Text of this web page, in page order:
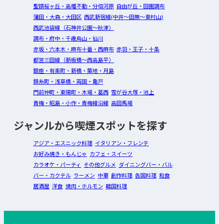
聖蹟桜ヶ丘・高幡不動・分倍河原 自由が丘・田園調布
蒲田・大森・大田区 西武新宿線(中井～田無～東村山)
西武池袋線（石神井公園～秋津）
調布・府中・千歳烏山・仙川
赤坂・六本木・麻布十番・西麻布 赤羽・王子・十条
都営三田線（新板橋～西高島平）
銀座・有楽町・新橋・築地・月島
錦糸町・浅草橋・両国・亀戸
門前仲町・東陽町・木場・葛西 雪が谷大塚・池上
青梅・昭島・小作・青梅線沿線 高田馬場
ジャンルから喫煙スポットを探す
アジア・エスニック料理 イタリアン・フレンチ
お好み焼き・もんじゃ カフェ・スイーツ
カラオケ・パーティ その他グルメ ダイニングバー・バル
バー・カクテル ラーメン 中華 創作料理 各国料理 和食
居酒屋 洋食 焼肉・ホルモン 韓国料理